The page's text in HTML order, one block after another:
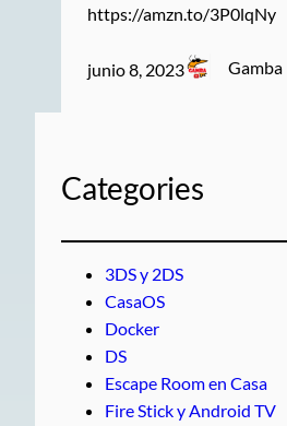
https://amzn.to/3P0lqNy
junio 8, 2023 Gamba
Categories
3DS y 2DS
CasaOS
Docker
DS
Escape Room en Casa
Fire Stick y Android TV